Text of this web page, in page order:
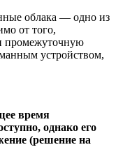
облака — одно из
от того,
промежуточную
устройством,
время
однако его
(решение на